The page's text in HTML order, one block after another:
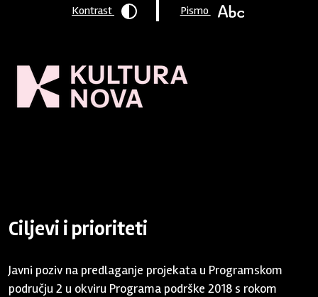
Ciljevi i prioriteti
Javni poziv na predlaganje projekata u Programskom
području 2 u okviru Programa podrške 2018 s rokom
Kontrast Pismo